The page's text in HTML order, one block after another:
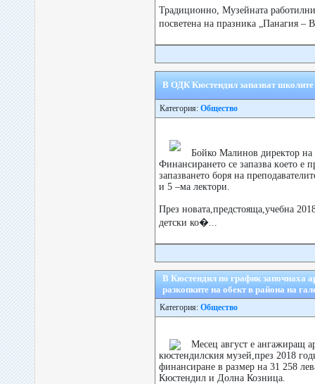
Традиционно, Музейната
посветена на празника „Панагия –
В ОДК Кюстендил запазват школите
Категория: Общество
Бойко Малинов директор
Финансирането се запазва кoето е
запазването боря на
и 5 –ма лектори.
През новата,предстояща,учебна
детски ко�...
В Кюстендил по график започнаха
разкопките на обект в района на
Категория: Общество
Месец август е ангажиращ
кюстендилския музей,през 2018
финансиране в размер на 31 258
Кюстендил и Долна Козница.